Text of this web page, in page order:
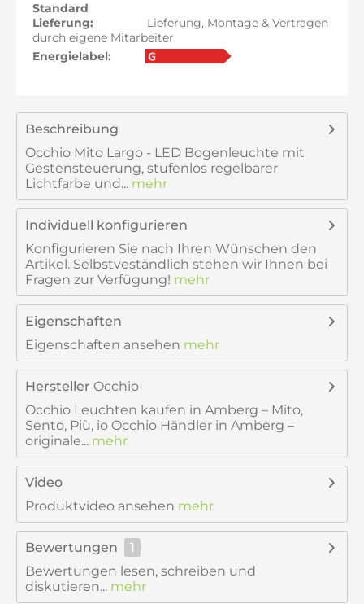
Standard
Lieferung:
Lieferung, Montage & Vertragen
durch eigene Mitarbeiter
Energielabel:
Beschreibung
Occhio Mito Largo - LED Bogenleuchte mit
Gestensteuerung, stufenlos regelbarer
Lichtfarbe und... mehr
Individuell konfigurieren
Konfigurieren Sie nach Ihren Wünschen den
Artikel. Selbstveständlich stehen wir Ihnen bei
Fragen zur Verfügung! mehr
Eigenschaften
Eigenschaften ansehen mehr
Hersteller Occhio
Occhio Leuchten kaufen in Amberg – Mito,
Sento, Più, io Occhio Händler in Amberg –
originale... mehr
Video
Produktvideo ansehen mehr
Bewertungen
1
Bewertungen lesen, schreiben und
diskutieren... mehr